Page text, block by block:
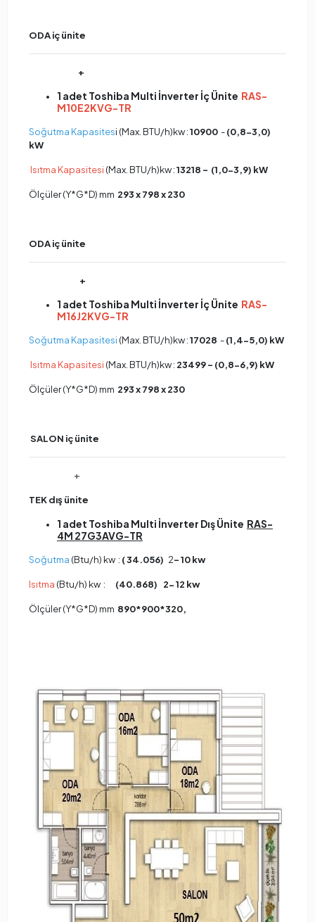
ODAiç ünite
+
1 adet Toshiba Multi İnverter İç Ünite RAS-
M10E2KVG-TR
Soğutma Kapasitesi (Max. BTU/h)kw :10900 -(0,8-3,0)
kW
Isıtma Kapasitesi (Max. BTU/h)kw :13218 - (1,0-3,9) kW
Ölçüler (Y*G*D) mm 293 x 798 x 230
ODAiç ünite
+
1 adet Toshiba Multi İnverter İç Ünite RAS-
M16J2KVG-TR
Soğutma Kapasitesi (Max. BTU/h)kw :17028 -(1,4-5,0) kW
Isıtma Kapasitesi (Max. BTU/h)kw : 23499 - (0,8-6,9) kW
Ölçüler (Y*G*D) mm 293 x 798 x 230
SALON iç ünite
+
TEK dış ünite
1 adet Toshiba Multi İnverter Dış Ünite RAS-
4M 27G3AVG-TR
Soğutma (Btu/h) kw : ( 34.056) 2- 10 kw
Isıtma (Btu/h) kw : (40.868) 2- 12 kw
Ölçüler (Y*G*D) mm 890*900*320,